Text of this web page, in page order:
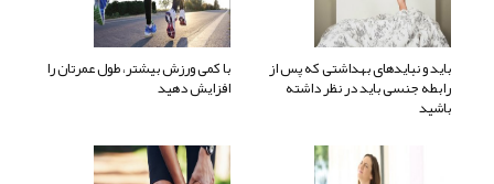
باید و نبایدهای بهداشتی که پس از
رابطه جنسی باید در نظر داشته
باشید
با کمی ورزش بیشتر، طول عمرتان را
افزایش دهید